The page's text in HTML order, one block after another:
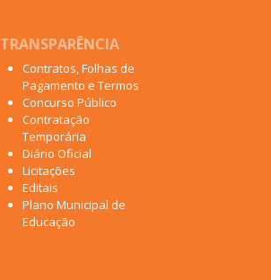
TRANSPARÊNCIA
Contratos, Folhas de
Pagamento e Termos
Concurso Público
Contratação
Temporária
Diário Oficial
Licitações
Editais
Plano Municipal de
Educação